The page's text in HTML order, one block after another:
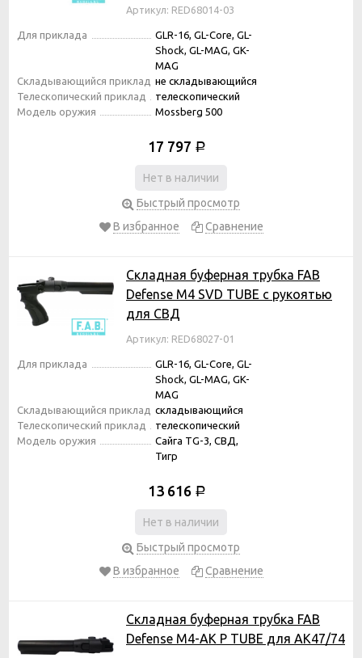
Артикул: RED68014-03
Для приклада
GLR-16, GL-Core, GL-
Shock, GL-MAG, GK-
MAG
Складывающийся приклад не складывающийся
Телескопический приклад
телескопический
Модель оружия
Mossberg 500
17 797 Р
Нет в наличии
Быстрый просмотр
В избранное
Сравнение
Складная буферная трубка FAB
Defense M4 SVD TUBE с рукоятью
для СВД
Артикул: RED68027-01
Для приклада
GLR-16, GL-Core, GL-
Shock, GL-MAG, GK-
MAG
Складывающийся приклад складывающийся
Телескопический приклад
телескопический
Модель оружия
Сайга TG-3, СВД,
Тигр
13 616 Р
Нет в наличии
Быстрый просмотр
В избранное
Сравнение
Складная буферная трубка FAB
Defense M4-AK P TUBE для АК47/74